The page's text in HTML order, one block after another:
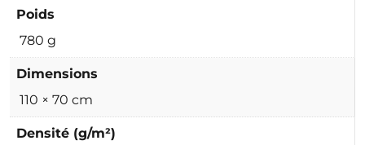
Poids
780 g
Dimensions
110 × 70 cm
Densité (g/m²)